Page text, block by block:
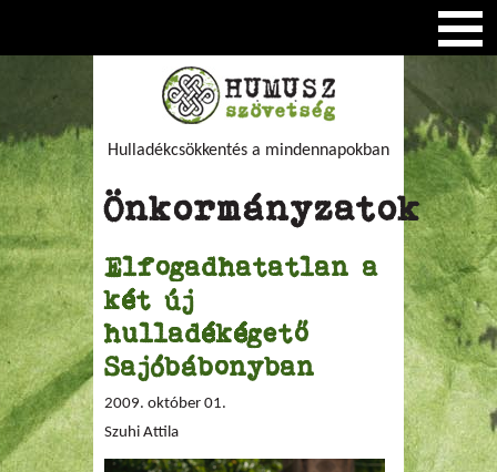
Hulladékcsökkentés a mindennapokban
Önkormányzatok
Elfogadhatatlan a
két új
hulladékégető
Sajóbábonyban
2009. október 01.
Szuhi Attila